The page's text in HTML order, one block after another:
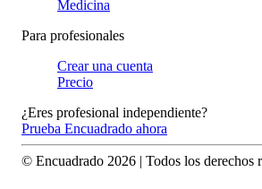
Medicina
Para profesionales
Crear una cuenta
Precio
¿Eres profesional independiente?
Prueba Encuadrado ahora
© Encuadrado 2026 | Todos los derechos